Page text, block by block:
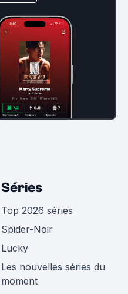
Séries
Top 2026 séries
Spider-Noir
Lucky
Les nouvelles séries du
moment